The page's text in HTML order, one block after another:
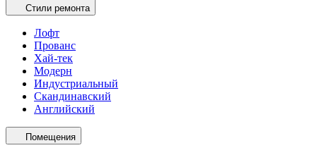
Стили ремонта
Лофт
Прованс
Хай-тек
Модерн
Индустриальный
Скандинавский
Английский
Помещения